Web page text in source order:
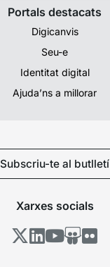
Portals destacats
Digicanvis
Seu-e
Identitat digital
Ajuda’ns a millorar
Subscriu-te al butlletí
Xarxes socials